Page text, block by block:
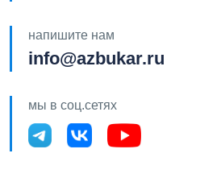
напишите нам
info@azbukar.ru
мы в соц.сетях